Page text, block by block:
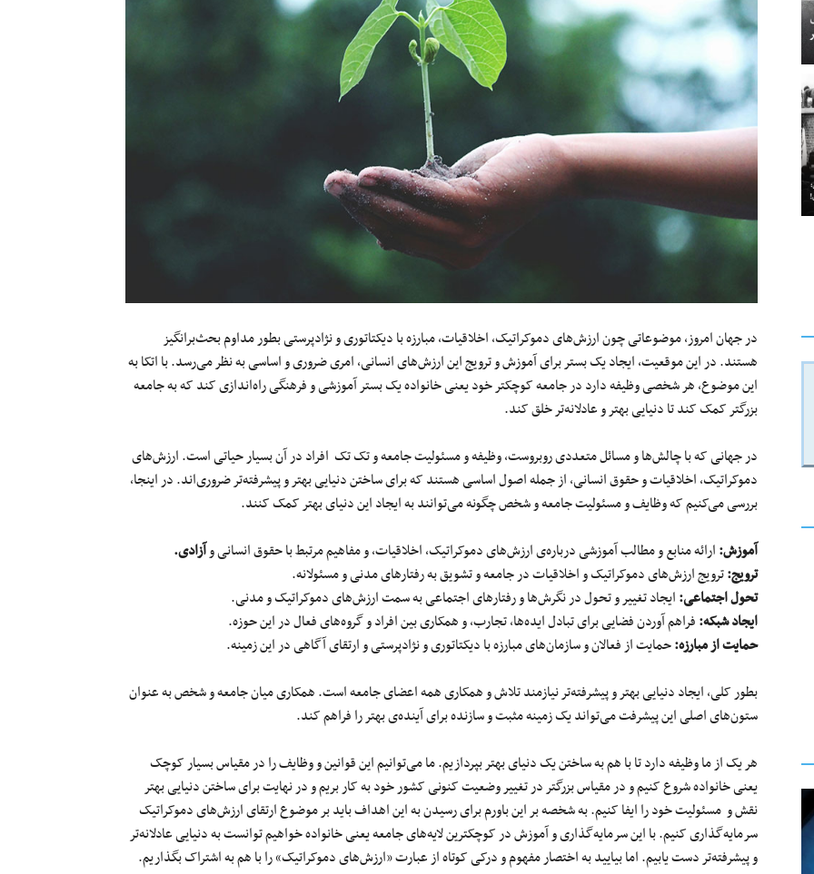
در جهان امروز، موضوعاتی چون ارزش‌های دموکراتیک، اخلاقیات، مبارزه با دیکتاتوری و نژادپرستی بطور مداوم بحث‌برانگیز
هستند. در این موقعیت، ایجاد یک بستر برای آموزش و ترویج این ارزش‌های انسانی، امری ضروری و اساسی به نظر می‌رسد. با اتکا به
این موضوع، هر شخصی وظیفه دارد در جامعه کوچکتر خود یعنی خانواده یک بستر آموزشی و فرهنگی راه‌اندازی کند که به جامعه
بزرگتر کمک کند تا دنیایی بهتر و عادلانه‌تر خلق کند.
در جهانی که با چالش‌ها و مسائل متعددی روبروست، وظیفه و مسئولیت جامعه و تک تک افراد در آن بسیار حیاتی است. ارزش‌های
دموکراتیک، اخلاقیات و حقوق انسانی، از جمله اصول اساسی هستند که برای ساختن دنیایی بهتر و پیشرفته‌تر ضروری‌اند. در اینجا،
بررسی می‌کنیم که وظایف و مسئولیت جامعه و شخص چگونه می‌توانند به ایجاد این دنیای بهتر کمک کنند.
آموزش:ارائه منابع و مطالب آموزشی درباره‌ی ارزش‌های دموکراتیک، اخلاقیات، و مفاهیم مرتبط با حقوق انسانی وآزادی.
ترویج:ترویج ارزش‌های دموکراتیک و اخلاقیات در جامعه و تشویق به رفتارهای مدنی و مسئولانه.
تحول اجتماعی:ایجاد تغییر و تحول در نگرش‌ها و رفتارهای اجتماعی به سمت ارزش‌های دموکراتیک و مدنی.
ایجاد شبکه:فراهم آوردن فضایی برای تبادل ایده‌ها، تجارب، و همکاری بین افراد و گروه‌های فعال در این حوزه.
حمایت از مبارزه:حمایت از فعالان و سازمان‌های مبارزه با دیکتاتوری و نژادپرستی و ارتقای آگاهی در این زمینه.
بطور کلی، ایجاد دنیایی بهتر و پیشرفته‌تر نیازمند تلاش و همکاری همه اعضای جامعه است. همکاری میان جامعه و شخص به عنوان
ستون‌های اصلی این پیشرفت می‌تواند یک زمینه مثبت و سازنده برای آینده‌ی بهتر را فراهم کند.
هر یک از ما وظیفه دارد تا با هم به ساختن یک دنیای بهتر بپردازیم. ما می‌توانیم این قوانین و وظایف را در مقیاس بسیار کوچک
یعنی خانواده شروع کنیم و در مقیاس بزرگتر در تغییر وضعیت کنونی کشور خود به کار بریم و در نهایت برای ساختن دنیایی بهتر
نقش و مسئولیت خود را ایفا کنیم. به شخصه بر این باورم برای رسیدن به این اهداف باید بر موضوع ارتقای ارزش‌های دموکراتیک
سرمایه‌گذاری کنیم. با این سرمایه‌گذاری و آموزش در کوچکترین لایه‌های جامعه یعنی خانواده خواهیم توانست به دنیایی عادلانه‌تر
و پیشرفته‌تر دست یابیم. اما بیایید به اختصار مفهوم و درکی کوتاه از عبارت «ارزش‌های دموکراتیک» را با هم به اشتراک بگذاریم.